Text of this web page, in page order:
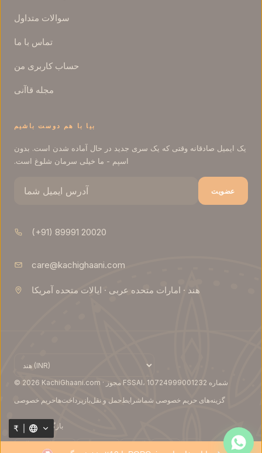
سوالات متداول
تماس با ما
حساب کاربری من
مجله قاآنی
بیا با هم دوست باشیم
یک ایمیل صادقانه وقتی که یک سری جدید در حال آماده شدن است. بدون
اسپم - ما خیلی سرمان شلوغ است.
عضویت
‎(+91) 89991 20020‎
care@kachighaani.com
هند · امارات متحده عربی · ایالات متحده آمریکا
© 2026 KachiGhaani.com · مجوز FSSAI، شماره 10724999001232
حریم خصوصیبازپرداخت‌هاحمل و نقل شرایطگزینه‌های حریم خصوصی شما
بازگشت به بالا ↑
اندازه‌ها…
به
خرید
جزئیات
₹